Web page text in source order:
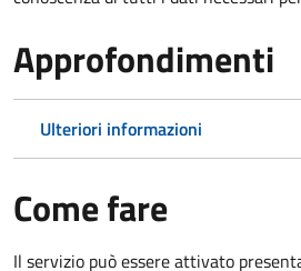
Approfondimenti
Ulteriori informazioni
Come fare
Il servizio può essere attivato